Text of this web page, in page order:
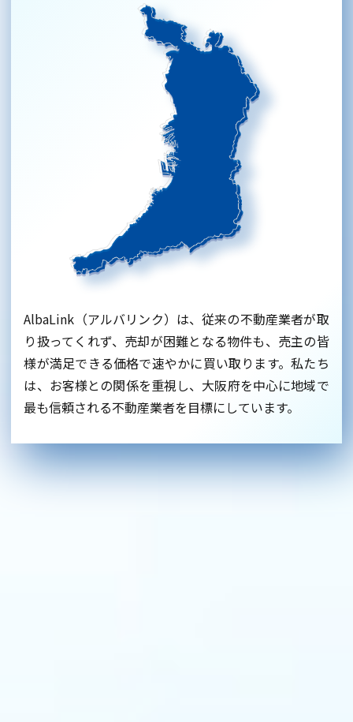
AlbaLink（アルバリンク）は、従来の不動産業者が取
り扱ってくれず、売却が困難となる物件も、売主の皆
様が満足できる価格で速やかに買い取ります。私たち
は、お客様との関係を重視し、大阪府を中心に地域で
最も信頼される不動産業者を目標にしています。